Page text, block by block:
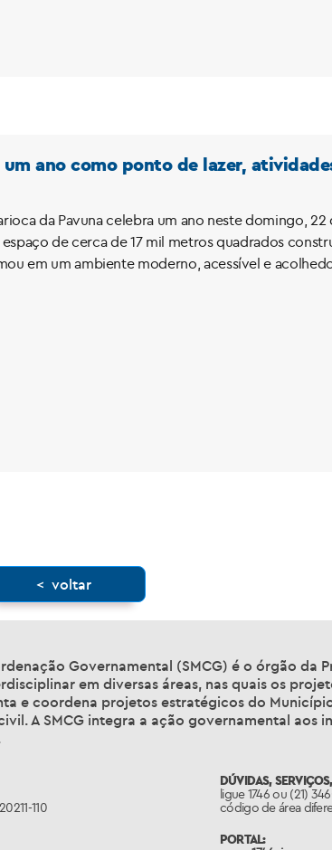
um ano como ponto de lazer,
da Pavuna celebra um ano neste domingo,
de cerca de 17 mil metros quadrados
em um ambiente moderno, acessível e
< voltar
Governamental (SMCG) é o órgão da
em diversas áreas, nas quais os
e coordena projetos estratégicos do
A SMCG integra a ação governamental aos
110
DÚVIDAS,
ligue 1746 ou (21)
código de área
PORTAL: